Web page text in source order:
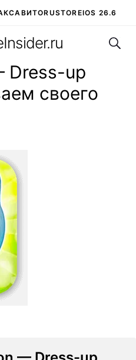
АВИТОRUSTOREIOS 26.6
ЧАТ В ROBLOX
Dress-up
своего